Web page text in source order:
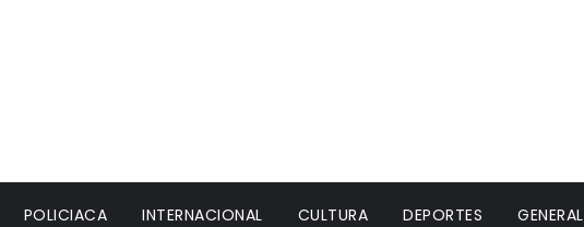
POLICIACA INTERNACIONAL CULTURA DEPORTES GENERAL